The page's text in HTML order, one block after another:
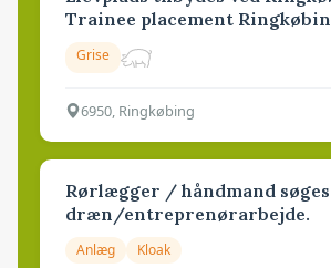
Trainee placement
Grise
6950, Ringkøbing
Rørlægger / håndmand
dræn/entreprenørarbejde.
Anlæg Kloak